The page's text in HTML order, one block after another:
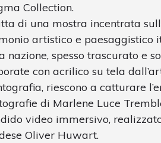
Collection.
di una mostra incentrata
artistico e paesaggistico
nazione, spesso trascurato e
con acrilico su tela
riescono a catturare
di Marlene Luce
video immersivo,
Oliver Huwart.